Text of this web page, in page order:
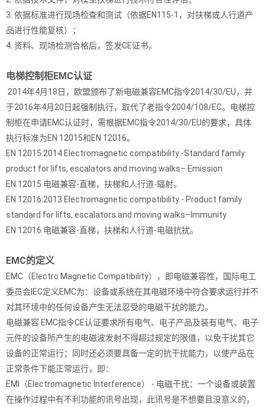
3. 依据标准进行现场检查和测试（依据EN115-1，对扶梯或人行道产
品进行性能复核）；
4. 资料、现场检测合格后，签发CE证书。
电梯控制柜EMC认证
2014年4月18日，欧盟颁布了新电磁兼容EMC指令2014/30/EU，并
于2016年4月20日起强制执行，取代了老指令2004/108/EC。电梯控
制柜在申请EMC认证时，需根据EMC指令2014/30/EU的要求，具体
执行标准为EN 12015和EN 12016。
EN 12015:2014 Electromagnetic compatibility -Standard family
product for lifts, escalators and moving walks– Emission
EN 12015 电磁兼容-直梯，扶梯和人行道-辐射。
EN 12016:2013 Electromagnetic compatibility - Product family
standard for lifts, escalators and moving walks–Immunity
EN 12016 电磁兼容-直梯，扶梯和人行道-电磁抗扰。
EMC的定义
EMC（Electro Magnetic Compatibility），即电磁兼容性，国际电工
委员会IEC定义EMC为：设备或系统在其电磁环境中符合要求运行并不
对其环境中的任何设备产生无法忍受的电磁干扰的能力。
电磁兼容 EMC指令CE认证要求所有电气、电子产品及装有电气、电子
元件的设备所产生的电磁波发射不得超过规定的限值，以免干扰其它
设备的正常运行；同时还必须要具备一定的抗干扰能力，以使产品在
正常条件下能正常运行，即：
EMI（Electromagnetic Interference） - 电磁干扰：一个设备或装置
在操作过程中有不利功能的讯号出现，此讯号是不想要且没意义的，